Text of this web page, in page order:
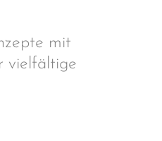
mit
vielfältige